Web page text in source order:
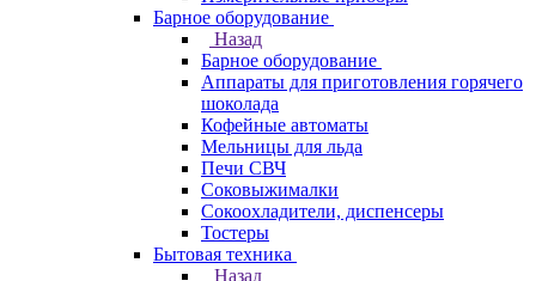
Барное оборудование
Назад
Барное оборудование
Аппараты для приготовления горячего
шоколада
Кофейные автоматы
Мельницы для льда
Печи СВЧ
Соковыжималки
Сокоохладители, диспенсеры
Тостеры
Бытовая техника
Назад